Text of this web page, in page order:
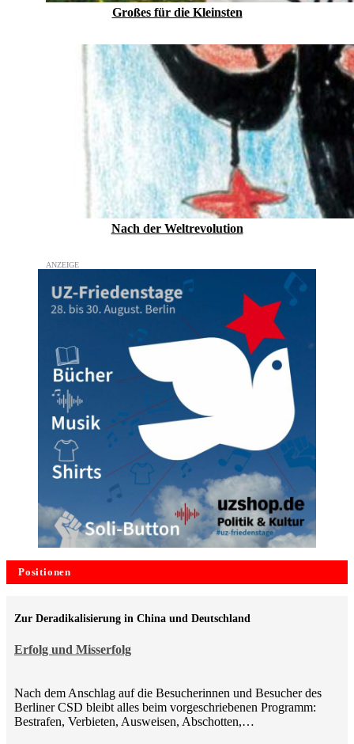
Großes für die Kleinsten
Nach der Weltrevolution
Positionen
Erfolg und Misserfolg
Zur Deradikalisierung in China und Deutschland
Nach dem Anschlag auf die Besucherinnen und Besucher des
Berliner CSD bleibt alles beim vorgeschriebenen Programm:
Bestrafen, Verbieten, Ausweisen, Abschotten,…